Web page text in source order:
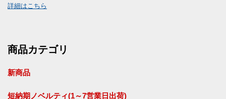
詳細はこちら
商品カテゴリ
新商品
短納期ノベルティ(1～7営業日出荷)